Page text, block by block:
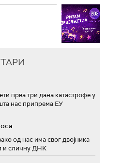
прва три дана катастрофе у
нас припрема ЕУ
од нас има свог двојника
и сличну ДНК